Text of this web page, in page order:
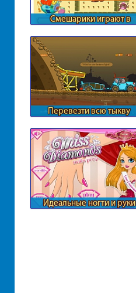
Смешарики играют в
Перевезти всю тыкву
Идеальные ногти и руки